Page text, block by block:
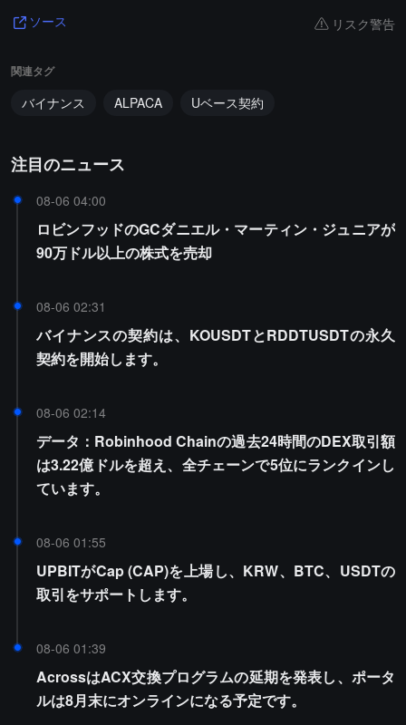
ソース リスク警告
関連タグ
バイナンス ALPACA Uベース契約
注目のニュース
08-06 04:00
ロビンフッドのGCダニエル・マーティン・ジュニアが
90万ドル以上の株式を売却
08-06 02:31
バイナンスの契約は、KOUSDTとRDDTUSDTの永久
契約を開始します。
08-06 02:14
データ：Robinhood Chainの過去24時間のDEX取引額
は3.22億ドルを超え、全チェーンで5位にランクインし
ています。
08-06 01:55
UPBITがCap (CAP)を上場し、KRW、BTC、USDTの
取引をサポートします。
08-06 01:39
AcrossはACX交換プログラムの延期を発表し、ポータ
ルは8月末にオンラインになる予定です。